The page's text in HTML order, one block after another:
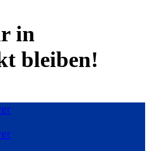
in
bleiben!